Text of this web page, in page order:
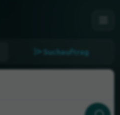
Suchauftrag